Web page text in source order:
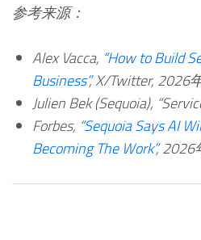
参考来源：
Alex Vacca, “How to Build
Business”, X/Twitter, 2026
Julien Bek (Sequoia),
Forbes, “Sequoia Says AI
Becoming The Work”, 2026